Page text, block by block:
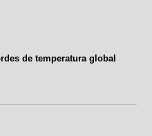
de temperatura global